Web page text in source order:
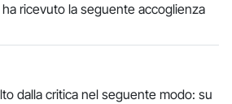
ricevuto la seguente accoglienza
dalla critica nel seguente modo: su